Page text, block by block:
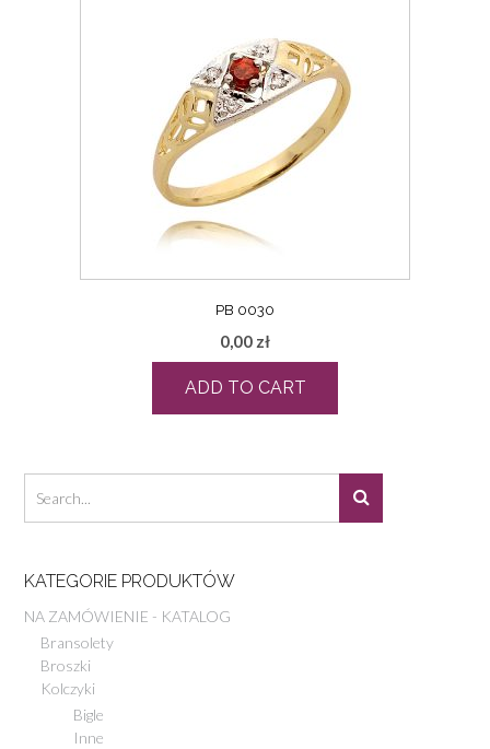
PB 0030
0,00 zł
ADD TO CART
KATEGORIE PRODUKTÓW
NA ZAMÓWIENIE - KATALOG
Bransolety
Broszki
Kolczyki
Bigle
Inne